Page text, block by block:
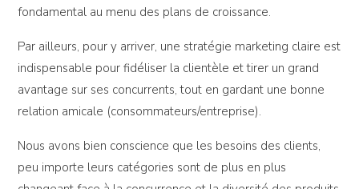
fondamental au menu des plans de croissance.
Par ailleurs, pour y arriver, une stratégie marketing claire est
indispensable pour fidéliser la clientèle et tirer un grand
avantage sur ses concurrents, tout en gardant une bonne
relation amicale (consommateurs/entreprise).
Nous avons bien conscience que les besoins des clients,
peu importe leurs catégories sont de plus en plus